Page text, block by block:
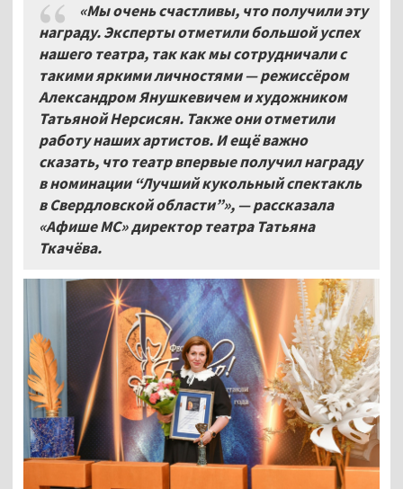
«Мы очень счастливы, что получили эту
награду. Эксперты отметили большой успех
нашего театра, так как мы сотрудничали с
такими яркими личностями — режиссёром
Александром Янушкевичем и художником
Татьяной Нерсисян. Также они отметили
работу наших артистов. И ещё важно
сказать, что театр впервые получил награду
в номинации “Лучший кукольный спектакль
в Свердловской области”», — рассказала
«Афише МС»директор театра Татьяна
Ткачёва.